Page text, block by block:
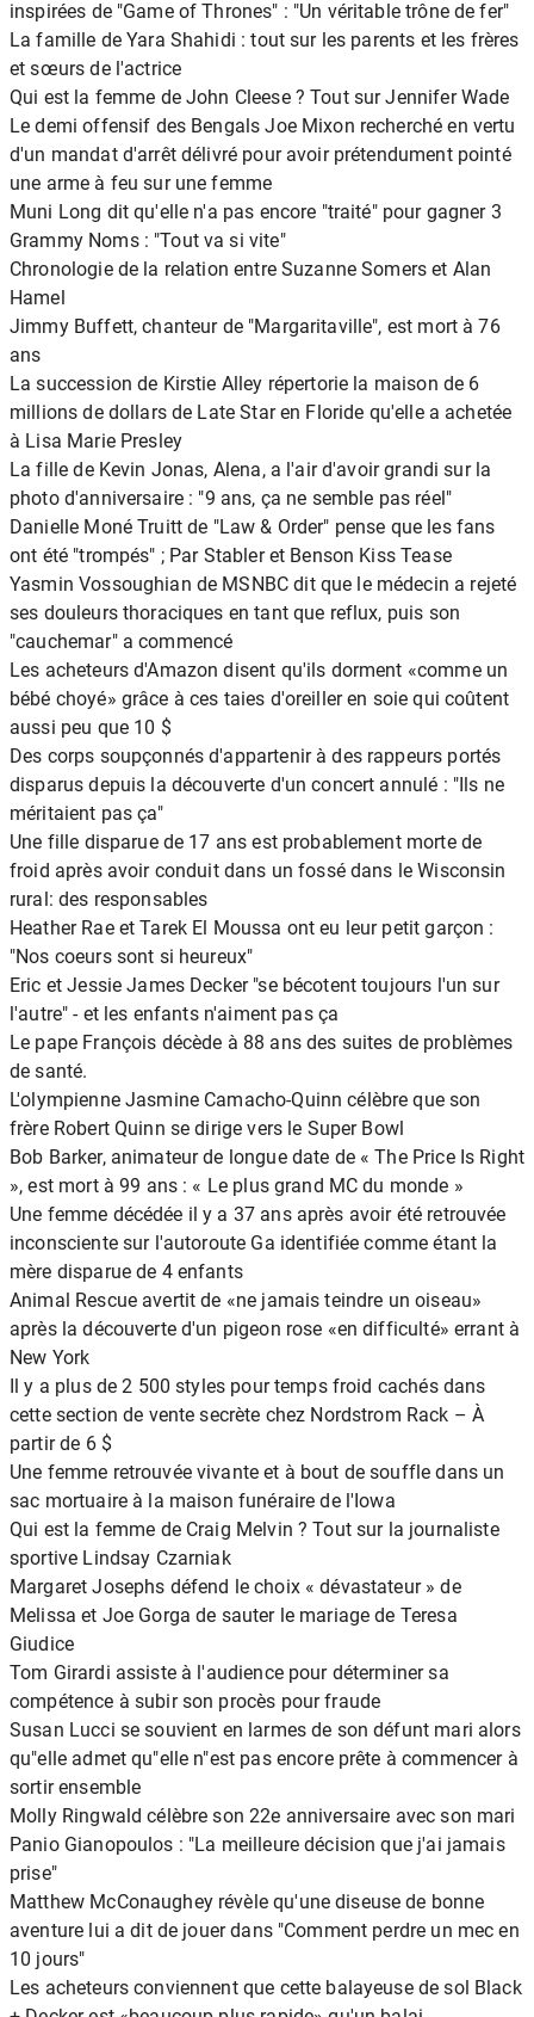
inspirées de "Game of Thrones" : "Un véritable trône de fer"
La famille de Yara Shahidi : tout sur les parents et les frères
et sœurs de l'actrice
Qui est la femme de John Cleese ? Tout sur Jennifer Wade
Le demi offensif des Bengals Joe Mixon recherché en vertu
d'un mandat d'arrêt délivré pour avoir prétendument pointé
une arme à feu sur une femme
Muni Long dit qu'elle n'a pas encore "traité" pour gagner 3
Grammy Noms : "Tout va si vite"
Chronologie de la relation entre Suzanne Somers et Alan
Hamel
Jimmy Buffett, chanteur de "Margaritaville", est mort à 76
ans
La succession de Kirstie Alley répertorie la maison de 6
millions de dollars de Late Star en Floride qu'elle a achetée
à Lisa Marie Presley
La fille de Kevin Jonas, Alena, a l'air d'avoir grandi sur la
photo d'anniversaire : "9 ans, ça ne semble pas réel"
Danielle Moné Truitt de "Law & Order" pense que les fans
ont été "trompés" ; Par Stabler et Benson Kiss Tease
Yasmin Vossoughian de MSNBC dit que le médecin a rejeté
ses douleurs thoraciques en tant que reflux, puis son
"cauchemar" a commencé
Les acheteurs d'Amazon disent qu'ils dorment «comme un
bébé choyé» grâce à ces taies d'oreiller en soie qui coûtent
aussi peu que 10 $
Des corps soupçonnés d'appartenir à des rappeurs portés
disparus depuis la découverte d'un concert annulé : "Ils ne
méritaient pas ça"
Une fille disparue de 17 ans est probablement morte de
froid après avoir conduit dans un fossé dans le Wisconsin
rural: des responsables
Heather Rae et Tarek El Moussa ont eu leur petit garçon :
"Nos coeurs sont si heureux"
Eric et Jessie James Decker "se bécotent toujours l'un sur
l'autre" - et les enfants n'aiment pas ça
Le pape François décède à 88 ans des suites de problèmes
de santé.
L'olympienne Jasmine Camacho-Quinn célèbre que son
frère Robert Quinn se dirige vers le Super Bowl
Bob Barker, animateur de longue date de « The Price Is Right
», est mort à 99 ans : « Le plus grand MC du monde »
Une femme décédée il y a 37 ans après avoir été retrouvée
inconsciente sur l'autoroute Ga identifiée comme étant la
mère disparue de 4 enfants
Animal Rescue avertit de «ne jamais teindre un oiseau»
après la découverte d'un pigeon rose «en difficulté» errant à
New York
Il y a plus de 2 500 styles pour temps froid cachés dans
cette section de vente secrète chez Nordstrom Rack – À
partir de 6 $
Une femme retrouvée vivante et à bout de souffle dans un
sac mortuaire à la maison funéraire de l'Iowa
Qui est la femme de Craig Melvin ? Tout sur la journaliste
sportive Lindsay Czarniak
Margaret Josephs défend le choix « dévastateur » de
Melissa et Joe Gorga de sauter le mariage de Teresa
Giudice
Tom Girardi assiste à l'audience pour déterminer sa
compétence à subir son procès pour fraude
Susan Lucci se souvient en larmes de son défunt mari alors
qu"elle admet qu"elle n"est pas encore prête à commencer à
sortir ensemble
Molly Ringwald célèbre son 22e anniversaire avec son mari
Panio Gianopoulos : "La meilleure décision que j'ai jamais
prise"
Matthew McConaughey révèle qu'une diseuse de bonne
aventure lui a dit de jouer dans "Comment perdre un mec en
10 jours"
Les acheteurs conviennent que cette balayeuse de sol Black